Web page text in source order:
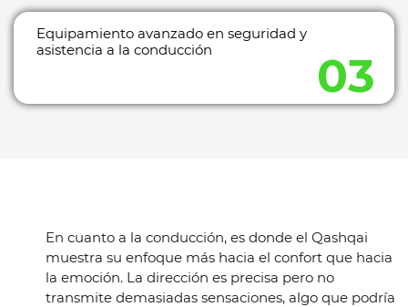
Equipamiento avanzado en seguridad y
asistencia a la conducción
En cuanto a la conducción, es donde el Qashqai
muestra su enfoque más hacia el confort que hacia
la emoción. La dirección es precisa pero no
transmite demasiadas sensaciones, algo que podría